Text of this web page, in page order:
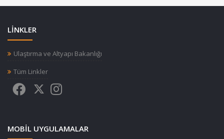
LİNKLER
Ulaştırma ve Altyapı Bakanlığı
Tüm Linkler
MOBIL UYGULAMALAR